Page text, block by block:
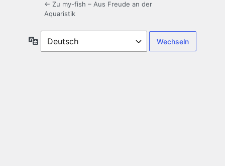
← Zu my-fish – Aus Freude an der
Aquaristik
Sprache